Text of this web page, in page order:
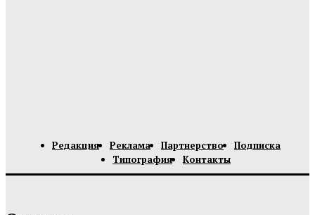
Редакция Реклама Партнерство
Подписка
Типография
Контакты